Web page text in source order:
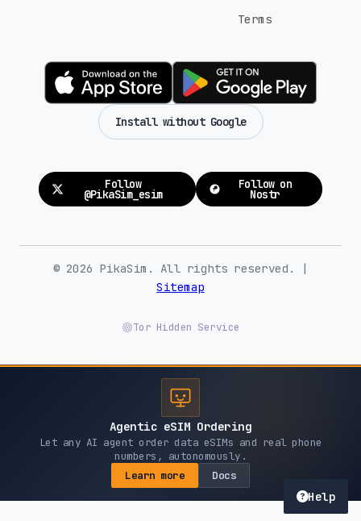
Help
Terms
Install without Google
Follow
@PikaSim_esim
Follow on
Nostr
© 2026 PikaSim. All rights reserved. |
Sitemap
Tor Hidden Service
Agentic eSIM Ordering
Let any AI agent order data eSIMs and real phone
numbers, autonomously.
Learn more
Docs